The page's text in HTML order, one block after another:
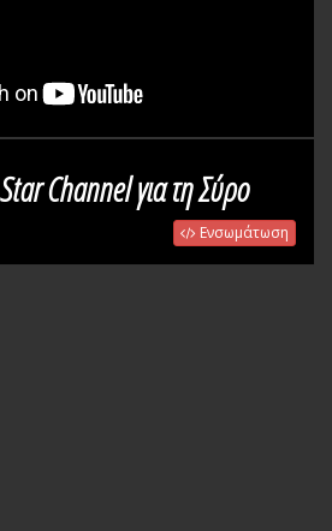
Channel για τη Σύρο
Ενσωμάτωση